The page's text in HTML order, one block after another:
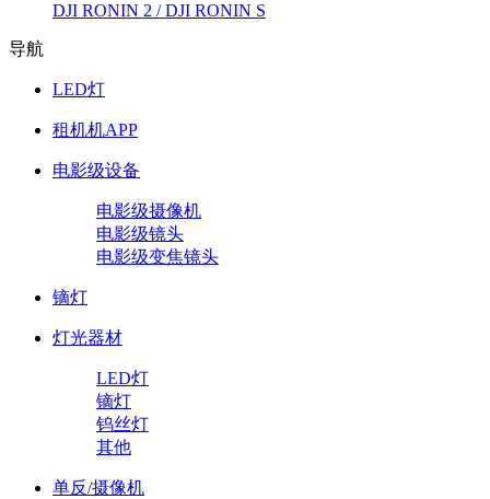
DJI RONIN 2 / DJI RONIN S
导航
LED灯
租机机APP
电影级设备
电影级摄像机
电影级镜头
电影级变焦镜头
镝灯
灯光器材
LED灯
镝灯
钨丝灯
其他
单反/摄像机